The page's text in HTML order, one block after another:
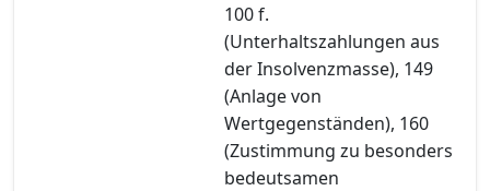
100 f.
(Unterhaltszahlungen aus
der Insolvenzmasse), 149
(Anlage von
Wertgegenständen), 160
(Zustimmung zu besonders
bedeutsamen